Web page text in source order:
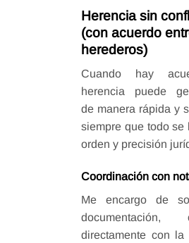
Herencia sin
(con acuerdo
herederos)
Cuando hay
herencia puede
de manera rápida y
siempre que todo se
orden y precisión
Coordinación con
Me encargo de
documentación,
directamente con la